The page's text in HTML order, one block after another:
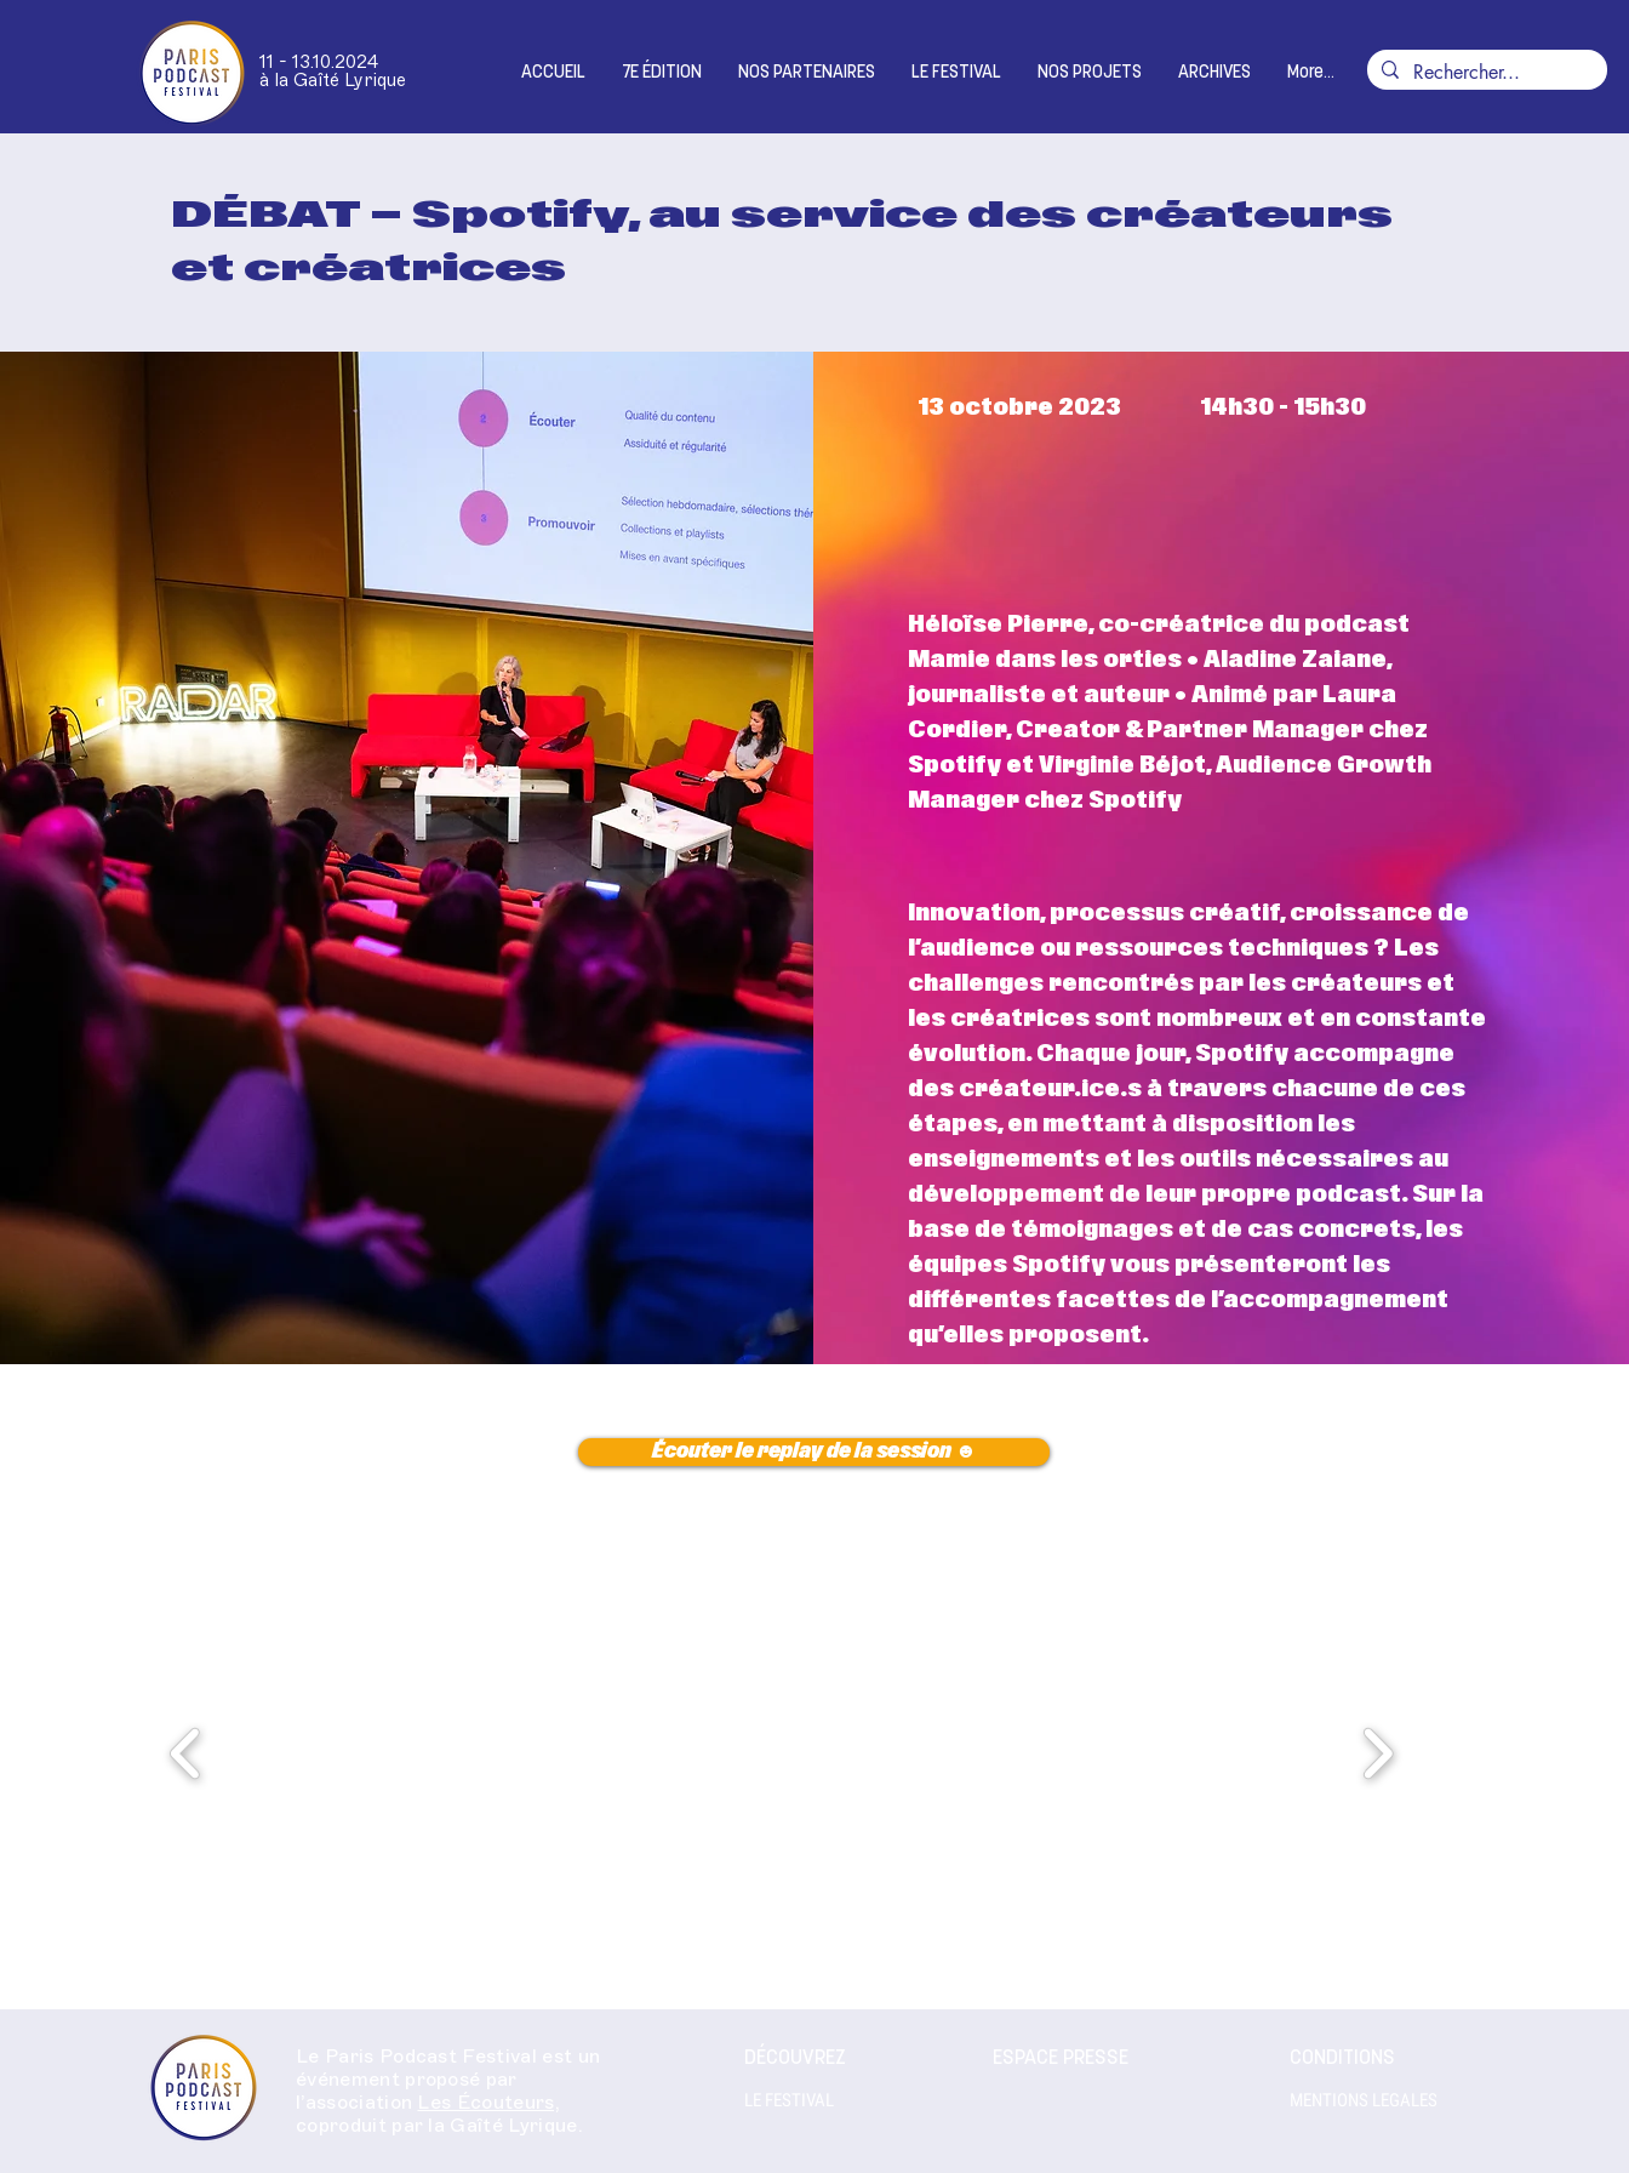
11 - 13.10.2024
à la Gaîté Lyrique
ACCUEIL 7E ÉDITION NOS PARTENAIRES LE FESTIVAL NOS PROJETS ARCHIVES More...
DÉBAT — Spotify, au service des créateurs
et créatrices
13 octobre 2023 14h30 - 15h30
Héloïse Pierre, co-créatrice du podcast
Mamie dans les orties • Aladine Zaiane,
journaliste et auteur • Animé par Laura
Cordier, Creator & Partner Manager chez
Spotify et Virginie Béjot, Audience Growth
Manager chez Spotify
Innovation, processus créatif, croissance de
l’audience ou ressources techniques ? Les
challenges rencontrés par les créateurs et
les créatrices sont nombreux et en constante
évolution. Chaque jour, Spotify accompagne
des créateur.ice.s à travers chacune de ces
étapes, en mettant à disposition les
enseignements et les outils nécessaires au
développement de leur propre podcast. Sur la
base de témoignages et de cas concrets, les
équipes Spotify vous présenteront les
différentes facettes de l’accompagnement
qu’elles proposent.
Écouter le replay de la session ☻